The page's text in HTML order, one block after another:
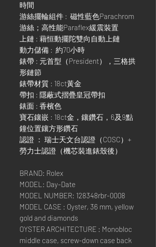
時間
游絲擺輪組件 : 磁性藍色Parachrom
游絲；高性能Paraflex緩震裝置
上鏈 : 藉恒動擺陀雙向自動上鏈
動力儲備 : 約70小時
錶帶 : 元首型（President），三格拱
形鏈節
錶帶材質 : 18ct黃金
帶扣 : 隱蔽式摺疊皇冠帶扣
錶面 : 香檳色
寶石鑲嵌 : 18ct金，鑲鑽石，6及9點
鐘位置鑲方形鑽石
認證 ： 瑞士天文台認證（COSC）+
勞力士認證（機芯裝進錶殼後）
BRAND: Rolex
MODEL: Day-Date
MODEL NUMBER: 128348rbr-0008
MODEL CASE : Oyster, 36 mm, yellow
gold and diamonds
OYSTER ARCHITECTURE : Monobloc
middle case, screw-down case back